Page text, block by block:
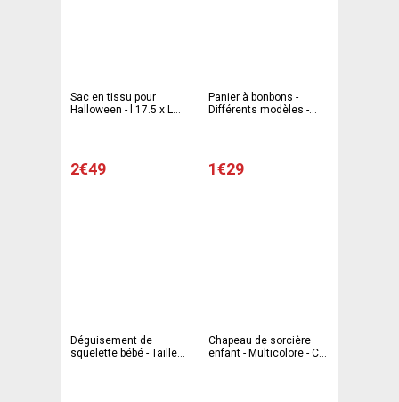
Sac en tissu pour
Halloween - l 17.5 x L
2€49
Panier à bonbons -
Différents modèles -
1€29
Déguisement de
squelette bébé - Taille
Chapeau de sorcière
enfant - Multicolore - C